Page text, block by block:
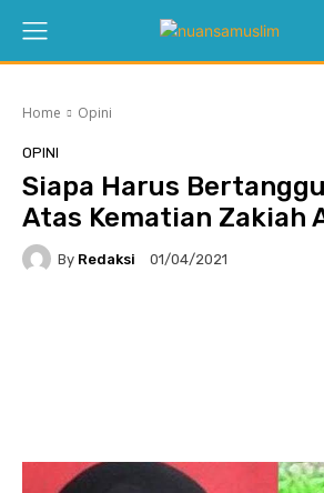
Home Opini
OPINI
Siapa Harus
Atas Kematian Zakiah
By Redaksi 01/04/2021